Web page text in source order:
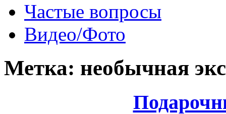
Частые вопросы
Видео/Фото
Метка: необычная